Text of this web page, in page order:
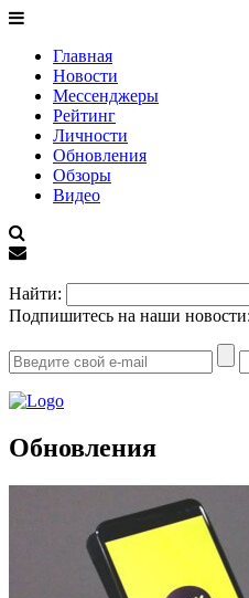
Главная
Новости
Мессенджеры
Рейтинг
Личности
Обновления
Обзоры
Видео
Найти:
Подпишитесь на наши новости:
Обновления